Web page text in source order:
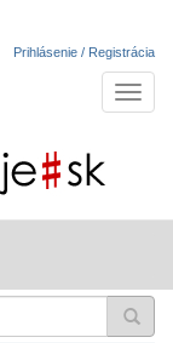
Prihlásenie / Registrácia